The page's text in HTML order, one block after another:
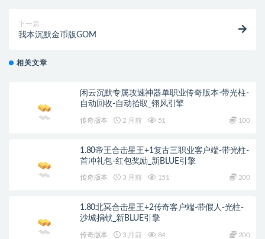
下一篇
我本沉默金币版GOM
相关文章
闲云沉默专属攻速神器单职业传奇版本-带光柱-
自动回收-自动拾取_翎风引擎
传奇版本 2 月前 51 100
1.80帝王合击星王+1复古三职业客户端-带光柱-
首冲礼包-红包奖励_新BLUE引擎
传奇版本 3 月前 151 200
1.80北冥合击星王+2传奇客户端-带假人-光柱-
沙城捐献_新BLUE引擎
传奇版本 3 月前 84 200